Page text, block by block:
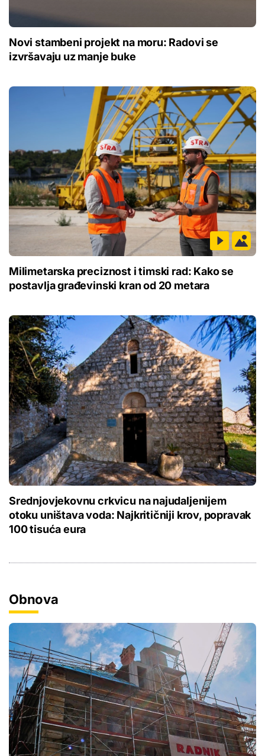
Novi stambeni projekt na moru: Radovi se
izvršavaju uz manje buke
Milimetarska preciznost i timski rad: Kako se
postavlja građevinski kran od 20 metara
Srednjovjekovnu crkvicu na najudaljenijem
otoku uništava voda: Najkritičniji krov, popravak
100 tisuća eura
Obnova